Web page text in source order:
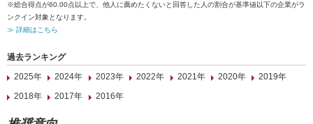
※総合得点が60.00点以上で、他人に薦めたくないと回答した人の割合が基準値以下の企業がラ
ンクイン対象となります。
≫ 詳細はこちら
過去ランキング
2025年
2024年 2023年 2022年 2021年 2020年
2019年
2018年
2017年 2016年